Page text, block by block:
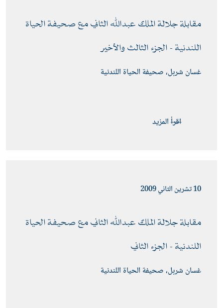
اللندنية - الجزء الثالث والأخير
غسان شربل، صحيفة الحياة اللندنية
اقرأ المزيد
10 تشرين الثاني 2009
اللندنية - الجزء الثاني
غسان شربل، صحيفة الحياة اللندنية